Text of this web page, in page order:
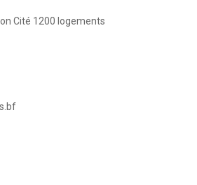
Cité 1200 logements